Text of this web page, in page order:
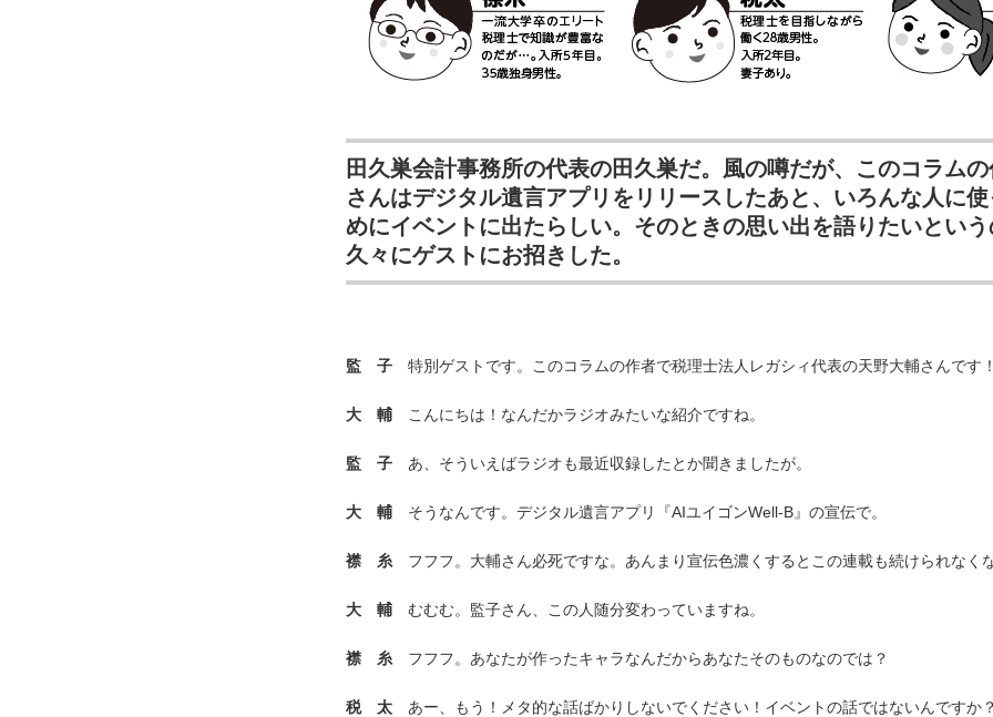
田久巣会計事務所の代表の田久巣だ。風の噂だが、このコラム
さんはデジタル遺言アプリをリリースしたあと、いろんな人に
めにイベントに出たらしい。そのときの思い出を語りたいとい
久々にゲストにお招きした。
監 子 特別ゲストです。このコラムの作者で税理士法人レガシィ代表の天野大輔さんです！
大 輔 こんにちは！なんだかラジオみたいな紹介ですね。
監 子 あ、そういえばラジオも最近収録したとか聞きましたが。
大 輔 そうなんです。デジタル遺言アプリ『AIユイゴンWell-B』の宣伝で。
襟 糸 フフフ。大輔さん必死ですな。あんまり宣伝色濃くするとこの連載も続けられなく
大 輔 むむむ。監子さん、この人随分変わっていますね。
襟 糸 フフフ。あなたが作ったキャラなんだからあなたそのものなのでは？
税 太 あー、もう！メタ的な話ばかりしないでください！イベントの話ではないんですか？